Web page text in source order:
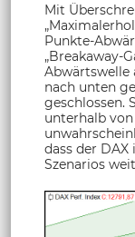
Mit
Punkte-
„Breakaway-
Abwärtswelle
nach unten
geschlossen.
unterhalb von
dass der
Szenarios